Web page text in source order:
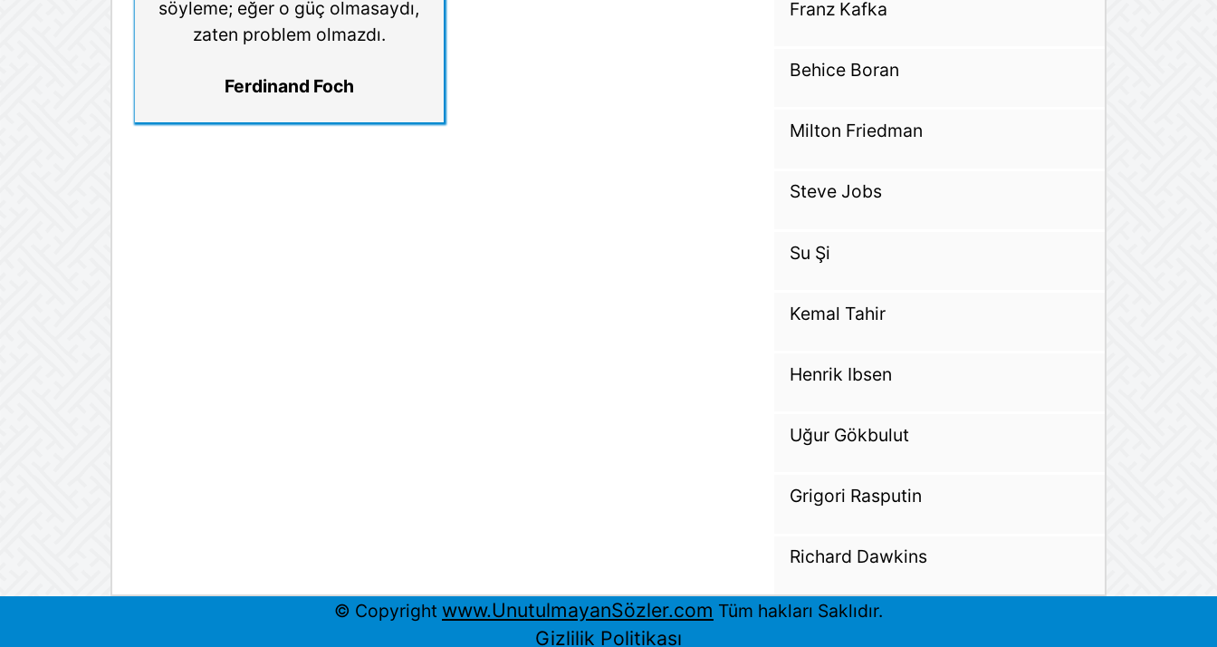
söyleme; eğer o güç olmasaydı,
zaten problem olmazdı.
Ferdinand Foch
Franz Kafka
Behice Boran
Milton Friedman
Steve Jobs
Su Şi
Kemal Tahir
Henrik Ibsen
Uğur Gökbulut
Grigori Rasputin
Richard Dawkins
© Copyright www.UnutulmayanSözler.com Tüm hakları Saklıdır.
Gizlilik Politikası